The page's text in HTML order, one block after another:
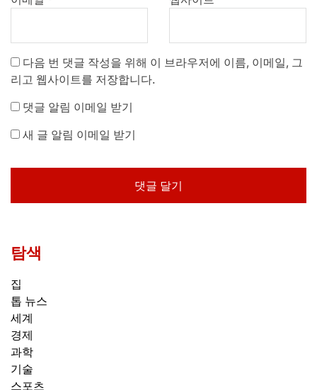
다음 번 댓글 작성을 위해 이 브라우저에 이름, 이메일, 그
리고 웹사이트를 저장합니다.
댓글 알림 이메일 받기
새 글 알림 이메일 받기
탐색
집
톱 뉴스
세계
경제
과학
기술
스포츠